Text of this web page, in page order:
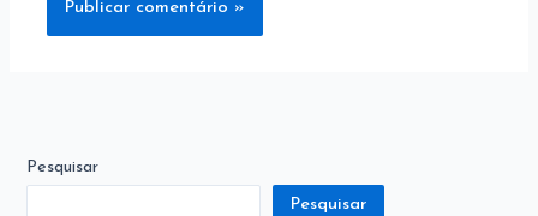
Pesquisar
Pesquisar